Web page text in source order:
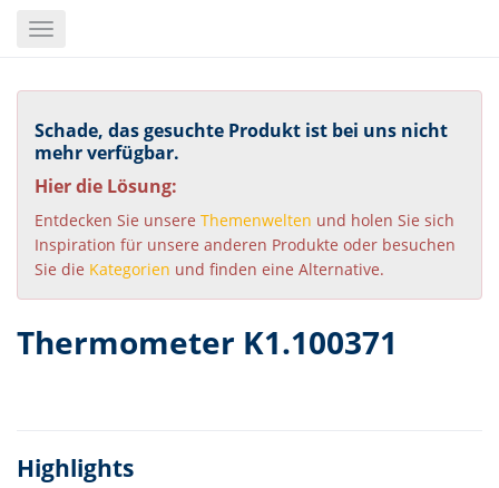
content
Toggle
Schade, das gesuchte Produkt ist bei uns nicht
mehr verfügbar.
Hier die Lösung:
Entdecken Sie unsere Themenwelten und holen Sie sich
Inspiration für unsere anderen Produkte oder besuchen
Sie die Kategorien und finden eine Alternative.
Thermometer K1.100371
Highlights